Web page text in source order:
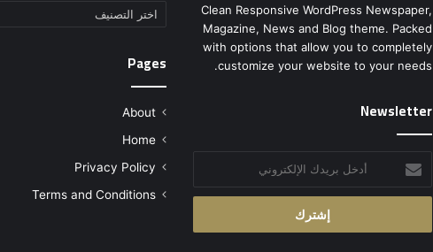
Clean Responsive WordPress Newspaper,
Magazine, News and Blog theme. Packed
with options that allow you to completely
customize your website to your needs.
Newsletter
بريدك
الإلكتروني
تصنيفات
Pages
About
Home
Privacy Policy
Terms and Conditions